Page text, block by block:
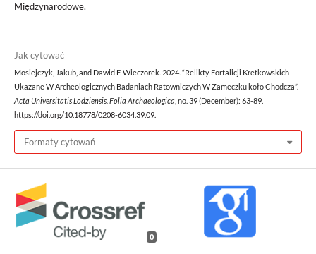
Międzynarodowe.
Jak cytować
Mosiejczyk, Jakub, and Dawid F. Wieczorek. 2024. “Relikty Fortalicji Kretkowskich
Ukazane W Archeologicznych Badaniach Ratowniczych W Zameczku koło Chodcza”.
Acta Universitatis Lodziensis. Folia Archaeologica , no. 39 (December): 63-89.
https://doi.org/10.18778/0208-6034.39.09
Formaty cytowań
0